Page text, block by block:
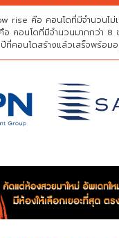
rise คือ คอนโดที่มีจำนวนไม่
คอนโดที่มีจำนวนมากกว่า 8
ที่คอนโดสร้างแล้วเสร็จพร้อม